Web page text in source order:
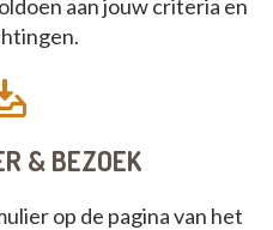
aan jouw criteria en
& BEZOEK
op de pagina van het